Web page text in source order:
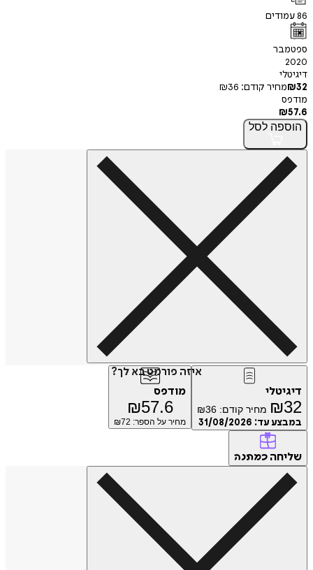
86עמודים
ספטמבר
2020
דיגיטלי
₪32 מחיר קודם: ₪36
מודפס
₪57.6
הוספה לסל
איזה פורמט בא לך?
דיגיטלי
₪32 מחיר קודם: ₪36
במבצע עד: 31/08/2026
מודפס
₪57.6
מחיר על הספר: ₪ 72
שליחה כמתנה